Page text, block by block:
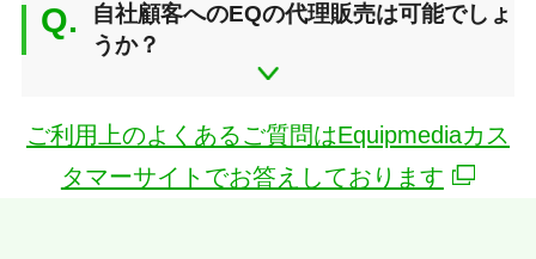
Q.
自社顧客へのEQの代理販売は可能でしょ
うか？
ご利用上のよくあるご質問はEquipmediaカス
タマーサイトでお答えしております